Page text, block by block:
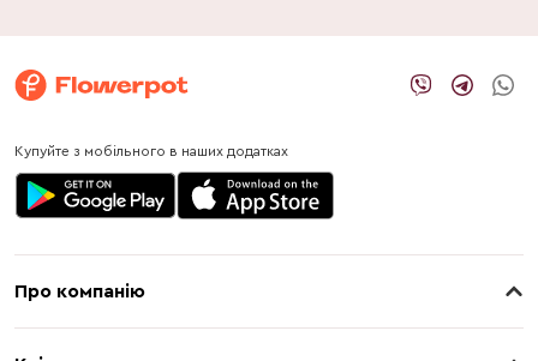
Купуйте з мобільного в наших додатках
Про компанію